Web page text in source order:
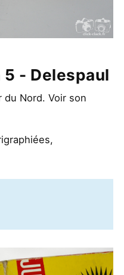
- Delespaul
Nord. Voir son